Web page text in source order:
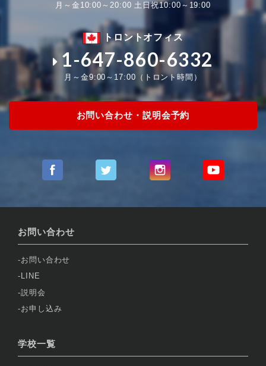
月～金10:00～20:00 土日祝10:00～19:00
トロントオフィス
1-647-860-6332
月～金9:00～17:00（トロント時間）
お問い合わせ・説明会予約
お問い合わせ
お問い合わせ
LINE
説明会
お申し込み
学校一覧